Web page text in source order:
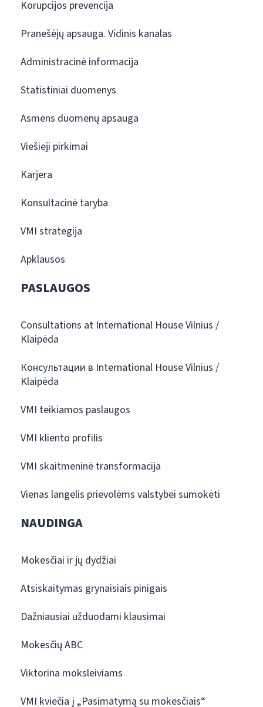
Korupcijos prevencija
Pranešėjų apsauga. Vidinis kanalas
Administracinė informacija
Statistiniai duomenys
Asmens duomenų apsauga
Viešieji pirkimai
Karjera
Konsultacinė taryba
VMI strategija
Apklausos
PASLAUGOS
Consultations at International House Vilnius /
Klaipėda
Консультации в International House Vilnius /
Klaipėda
VMI teikiamos paslaugos
VMI kliento profilis
VMI skaitmeninė transformacija
Vienas langelis prievolėms valstybei sumokėti
NAUDINGA
Mokesčiai ir jų dydžiai
Atsiskaitymas grynaisiais pinigais
Dažniausiai užduodami klausimai
Mokesčių ABC
Viktorina moksleiviams
VMI kviečia į „Pasimatymą su mokesčiais“